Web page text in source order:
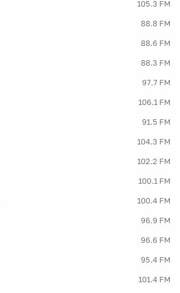
105.3 FM
88.8 FM
88.6 FM
88.3 FM
97.7 FM
106.1 FM
91.5 FM
104.3 FM
102.2 FM
100.1 FM
100.4 FM
96.9 FM
96.6 FM
95.4 FM
101.4 FM